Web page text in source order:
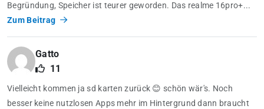
Begründung, Speicher ist teurer geworden. Das realme 16pro+...
Zum Beitrag
Gatto
11
Vielleicht kommen ja sd karten zurück 😊 schön wär's. Noch
besser keine nutzlosen Apps mehr im Hintergrund dann braucht